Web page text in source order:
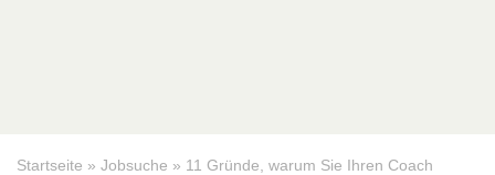
Startseite » Jobsuche » 11 Gründe, warum Sie Ihren Coach